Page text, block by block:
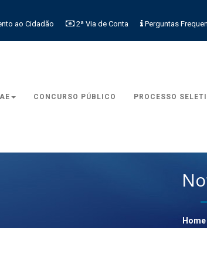
ao Cidadão 2ª Via de Conta Perguntas
CONCURSO PÚBLICO PROCESSO
Home